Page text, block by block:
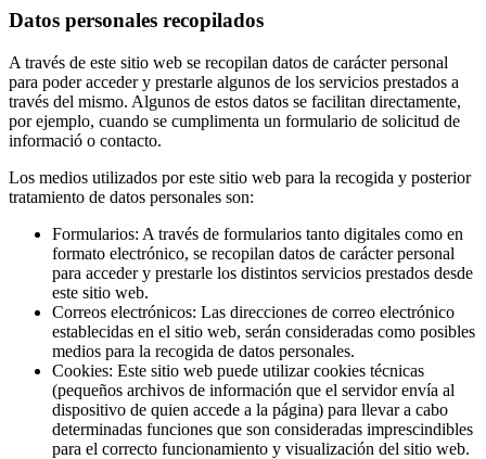
Datos personales recopilados
A través de este sitio web se recopilan datos de carácter personal
para poder acceder y prestarle algunos de los servicios prestados a
través del mismo. Algunos de estos datos se facilitan directamente,
por ejemplo, cuando se cumplimenta un formulario de solicitud de
informació o contacto.
Los medios utilizados por este sitio web para la recogida y posterior
tratamiento de datos personales son:
Formularios: A través de formularios tanto digitales como en
formato electrónico, se recopilan datos de carácter personal
para acceder y prestarle los distintos servicios prestados desde
este sitio web.
Correos electrónicos: Las direcciones de correo electrónico
establecidas en el sitio web, serán consideradas como posibles
medios para la recogida de datos personales.
Cookies: Este sitio web puede utilizar cookies técnicas
(pequeños archivos de información que el servidor envía al
dispositivo de quien accede a la página) para llevar a cabo
determinadas funciones que son consideradas imprescindibles
para el correcto funcionamiento y visualización del sitio web.